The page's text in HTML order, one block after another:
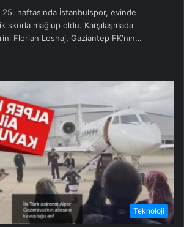
haftasında İstanbulspor, evinde
skorla mağlup oldu. Karşılaşmada
Florian Loshaj, Gaziantep FK'nın…
Teknoloji